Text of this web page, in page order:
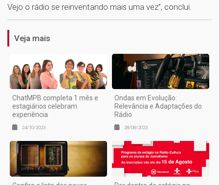
Vejo o rádio se reinventando mais uma vez”, conclui.
Veja mais
ChatMPB completa 1 mês e
estagiários celebram
experiência
24/10/2023
Ondas em Evolução:
Relevância e Adaptações do
Rádio
28/08/2023